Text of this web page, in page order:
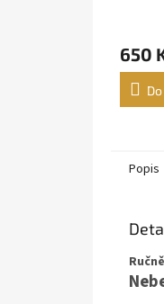
je
5,0
z
650
Popis